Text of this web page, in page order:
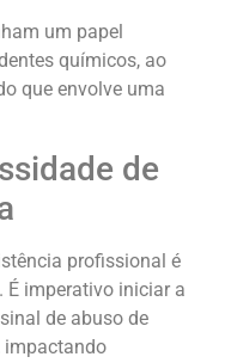
um papel
químicos, ao
que envolve uma
de
profissional é
É imperativo iniciar a
de abuso de
impactando